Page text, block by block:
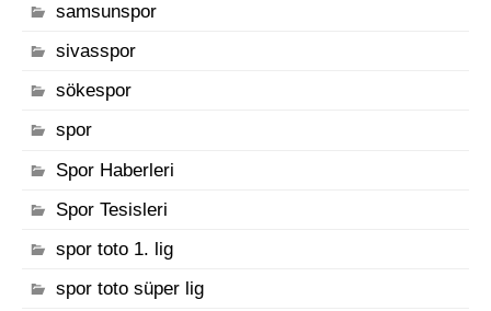
samsunspor
sivasspor
sökespor
spor
Spor Haberleri
Spor Tesisleri
spor toto 1. lig
spor toto süper lig